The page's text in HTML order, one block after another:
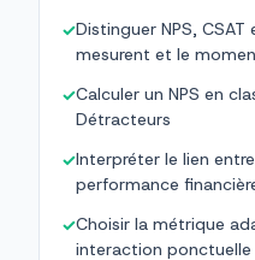
✓Distinguer NPS, CSAT
mesurent et le
✓Calculer un NPS en
Détracteurs
✓Interpréter le lien
performance
✓Choisir la métrique
interaction